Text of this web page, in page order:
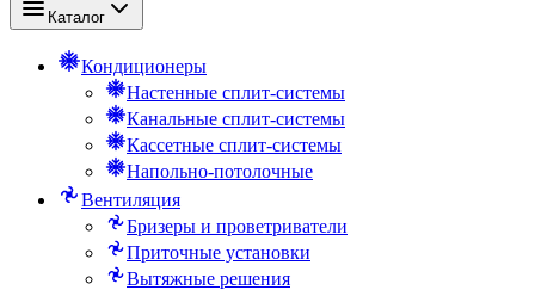
Каталог
Кондиционеры
Настенные сплит-системы
Канальные сплит-системы
Кассетные сплит-системы
Напольно-потолочные
Вентиляция
Бризеры и проветриватели
Приточные установки
Вытяжные решения